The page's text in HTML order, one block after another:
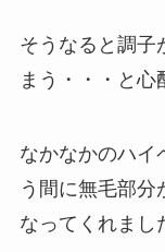
そうなると調子
まう・・・と
なかなかのハイ
う間に無毛部分
なってくれまし